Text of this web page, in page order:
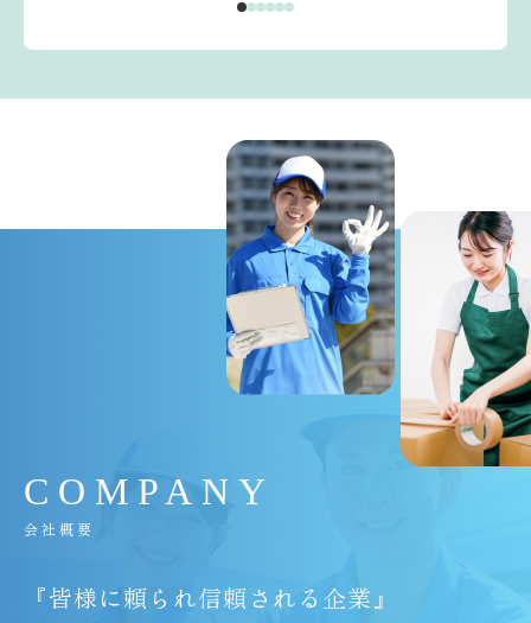
C O M P A N Y
会社概要
『皆様に頼られ信頼される企業』